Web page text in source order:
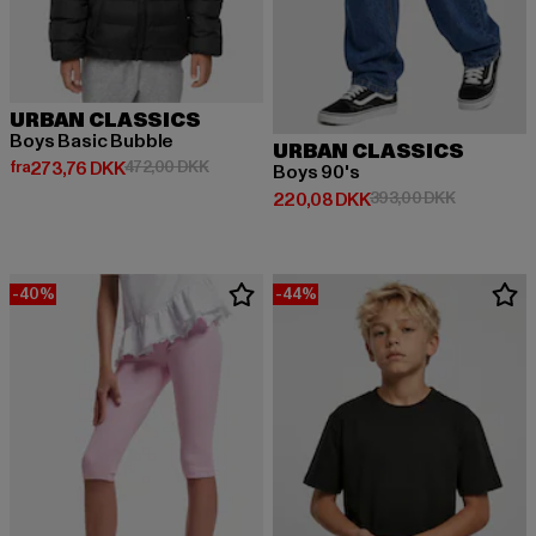
URBAN CLASSICS
Boys Basic Bubble
fra273,76 DKK
Nuværende pris: Fra 273,76 DKK
472,00 DKKKampagnepris: 472,00 DKK
URBAN CLASSICS
Boys 90's
220,08 DKK
Nuværende pris: 220,08 DKK
393,00 DKK
-40% -44%